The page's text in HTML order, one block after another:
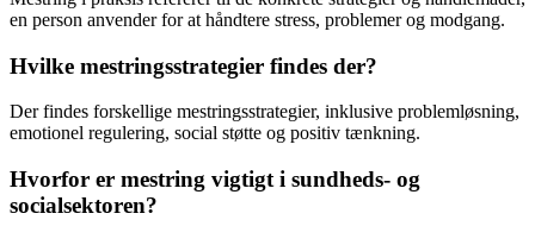
en person anvender for at håndtere stress, problemer og modgang.
Hvilke mestringsstrategier findes der?
Der findes forskellige mestringsstrategier, inklusive problemløsning,
emotionel regulering, social støtte og positiv tænkning.
Hvorfor er mestring vigtigt i sundheds- og
socialsektoren?